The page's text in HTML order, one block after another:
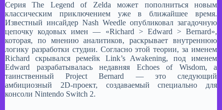
Серия The Legend of Zelda может пополниться новым
классическим приключением уже в ближайшее время.
Известный инсайдер Nash Weedle опубликовал загадочную
цепочку кодовых имен — «Richard > Edward > Bernard»,
которая, по мнению аналитиков, раскрывает внутреннюю
логику разработки студии. Согласно этой теории, за именем
Richard скрывался ремейк Link’s Awakening, под именем
Edward разрабатывалась недавняя Echoes of Wisdom, а
таинственный Project Bernard — это следующий
амбициозный 2D-проект, создаваемый специально для
консоли Nintendo Switch 2.